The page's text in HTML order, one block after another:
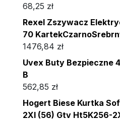
68,25 zł
Rexel Zszywacz
70
1476,84 zł
Uvex Buty Bezpieczne
B
562,85 zł
Hogert Biese Kurtka
2Xl (56) Gtv Ht5K256-